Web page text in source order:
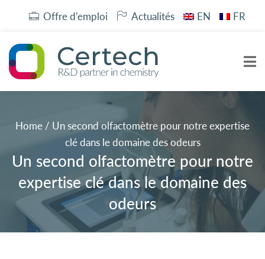
Offre d’emploi Actualités EN FR
Home / Un second olfactomètre pour notre expertise
clé dans le domaine des odeurs
Un second olfactomètre pour notre
expertise clé dans le domaine des
odeurs